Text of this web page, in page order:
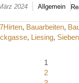
2024 Allgemein
7Hirten, Bauarbeiten,
, Liesing,
1
2